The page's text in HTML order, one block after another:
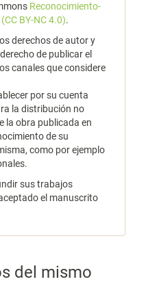
Reconocimiento-
BY-NC 4.0).
derechos de autor y
de publicar el
canales que considere
por su cuenta
la distribución no
la obra publicada en
de su
como por ejemplo
sus trabajos
el manuscrito
del mismo